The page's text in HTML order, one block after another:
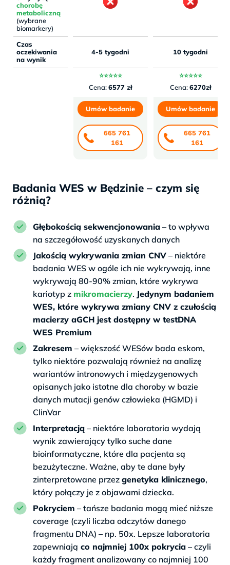
chorobę
metaboliczną
(wybrane
biomarkery)
Czas
oczekiwania
na wynik
4-5 tygodni 10 tygodni
⭐⭐⭐⭐⭐
Cena:6577 zł
⭐⭐⭐⭐⭐
Cena:6270zł
Umów badanie
665 761
161
Umów badanie
665 761
161
Badania WES w Będzinie – czym się
różnią?
Głębokością sekwencjonowania – to wpływa
na szczegółowość uzyskanych danych
Jakością wykrywania zmian CNV – niektóre
badania WES w ogóle ich nie wykrywają, inne
wykrywają 80-90% zmian, które wykrywa
kariotyp z mikromacierzy. Jedynym badaniem
WES, które wykrywa zmiany CNV z czułością
macierzy aGCH jest dostępny w testDNA
WES Premium
Zakresem – większość WESów bada eskom,
tylko niektóre pozwalają również na analizę
wariantów intronowych i międzygenowych
opisanych jako istotne dla choroby w bazie
danych mutacji genów człowieka (HGMD) i
ClinVar
Interpretacją – niektóre laboratoria wydają
wynik zawierający tylko suche dane
bioinformatyczne, które dla pacjenta są
bezużyteczne. Ważne, aby te dane były
zinterpretowane przez genetyka klinicznego,
który połączy je z objawami dziecka.
Pokryciem – tańsze badania mogą mieć niższe
coverage (czyli liczba odczytów danego
fragmentu DNA) – np. 50x. Lepsze laboratoria
zapewniają co najmniej 100x pokrycia – czyli
każdy fragment analizowany co najmniej 100